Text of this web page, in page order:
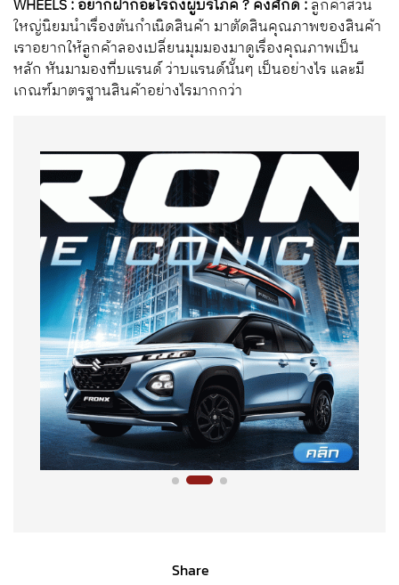
WHEELS : อยากฝากอะไรถึงผู้บริโภค ?คงศักดิ์ :ลูกค้าส่วน
ใหญ่นิยมนำเรื่องต้นกำเนิดสินค้า มาตัดสินคุณภาพของสินค้า
เราอยากให้ลูกค้าลองเปลี่ยนมุมมองมาดูเรื่องคุณภาพเป็น
หลัก หันมามองที่บแรนด์ ว่าบแรนด์นั้นๆ เป็นอย่างไร และมี
เกณฑ์มาตรฐานสินค้าอย่างไรมากกว่า
Share